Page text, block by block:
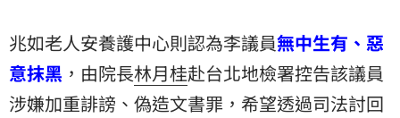
兆如老人安養護中心則認為李議員無中生有、惡
意抹黑 ，由院長林月桂赴台北地檢署控告該議員
涉嫌加重誹謗、偽造文書罪，希望透過司法討回